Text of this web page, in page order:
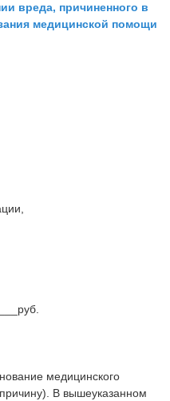
вреда, причиненного в
медицинской помощи
медицинского
В вышеуказанном